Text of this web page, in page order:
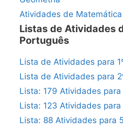
Atividades de Matemática
Listas de Atividades
Português
Lista de Atividades para
Lista de Atividades para
Lista: 179 Atividades para
Lista: 123 Atividades para
Lista: 88 Atividades para